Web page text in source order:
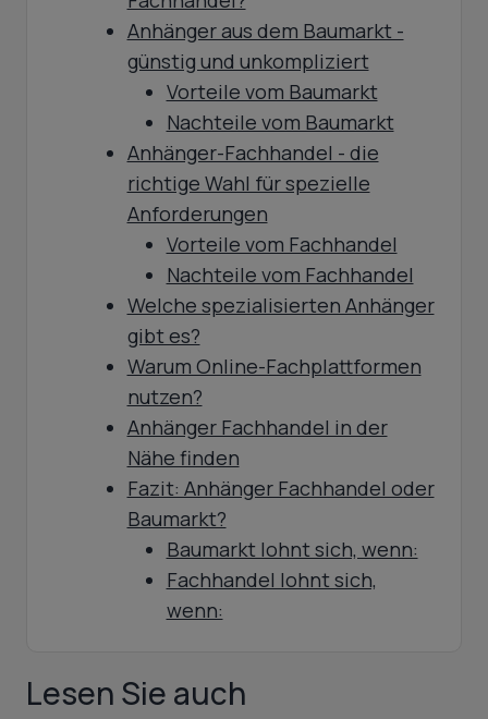
Anhänger aus dem Baumarkt -
günstig und unkompliziert
Vorteile vom Baumarkt
Nachteile vom Baumarkt
Anhänger-Fachhandel - die
richtige Wahl für spezielle
Anforderungen
Vorteile vom Fachhandel
Nachteile vom Fachhandel
Welche spezialisierten Anhänger
gibt es?
Warum Online-Fachplattformen
nutzen?
Anhänger Fachhandel in der
Nähe finden
Fazit: Anhänger Fachhandel oder
Baumarkt?
Baumarkt lohnt sich, wenn:
Fachhandel lohnt sich,
wenn:
Lesen Sie auch